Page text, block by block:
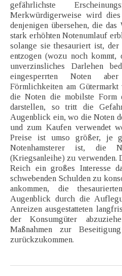
gefährlichste
Merkwürdigerweise wird
denjenigen übersehen, die
stark erhöhten Notenumlauf
solange sie thesauriert ist,
entzogen (wozu noch
unverzinsliches Darlehen
eingesperrten Noten
Förmlichkeiten am Gütermarkt
die Noten die mobilste Form
darstellen, so tritt die
Augenblick ein, wo die Noten
und zum Kaufen verwendet
Preise ist umso größer, je
Notenhamsterer ist, die
(Kriegsanleihe) zu verwenden.
Reich ein großes Interesse
schwebenden Schulden zu
ankommen, die
Augenblick durch die
Anreizen ausgestatteten
der Konsumgüter
Maßnahmen zur
zurückzukommen.